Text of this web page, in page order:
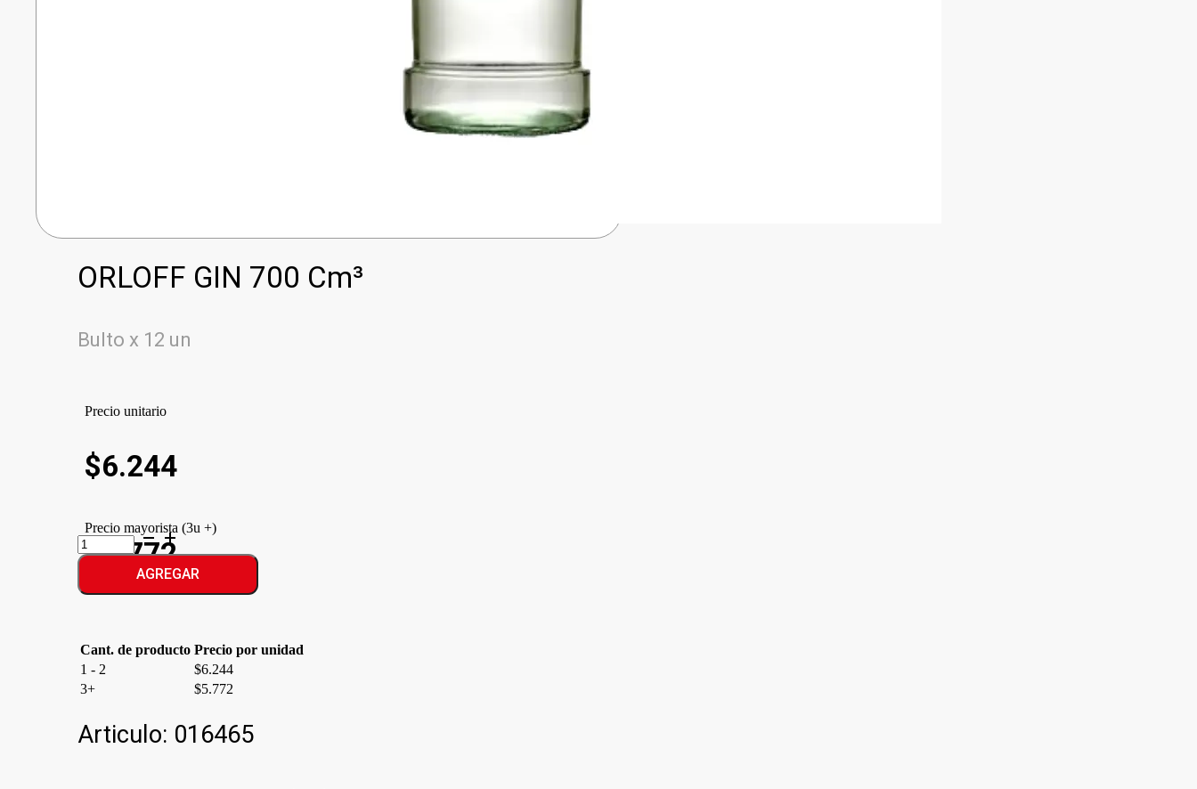
ORLOFF GIN 700 Cm³
Bulto x 12 un
Precio unitario
$6.244
Precio mayorista (3u +)
$5.772
ORLOFF
GIN
cantidad
AGREGAR
Cant. de producto Precio por unidad
1 - 2
$6.244
3+
$5.772
Articulo: 016465